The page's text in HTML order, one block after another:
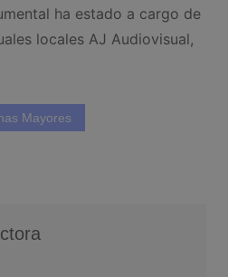
ha estado a cargo de
locales AJ Audiovisual,
Mayores